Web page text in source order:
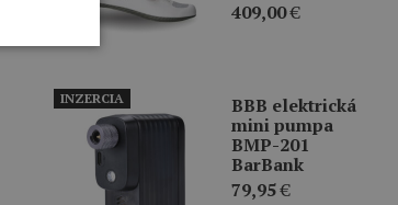
409,00€
BBB elektrická
mini pumpa
BMP-201
BarBank
79,95€
INZERCIA